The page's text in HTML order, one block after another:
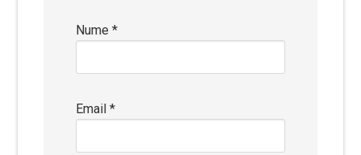
Nume*
Email*